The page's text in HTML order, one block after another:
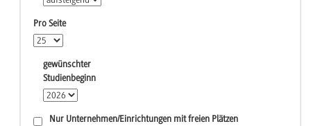
Pro Seite
gewünschter
Studienbeginn
Nur Unternehmen/Einrichtungen mit freien Plätzen